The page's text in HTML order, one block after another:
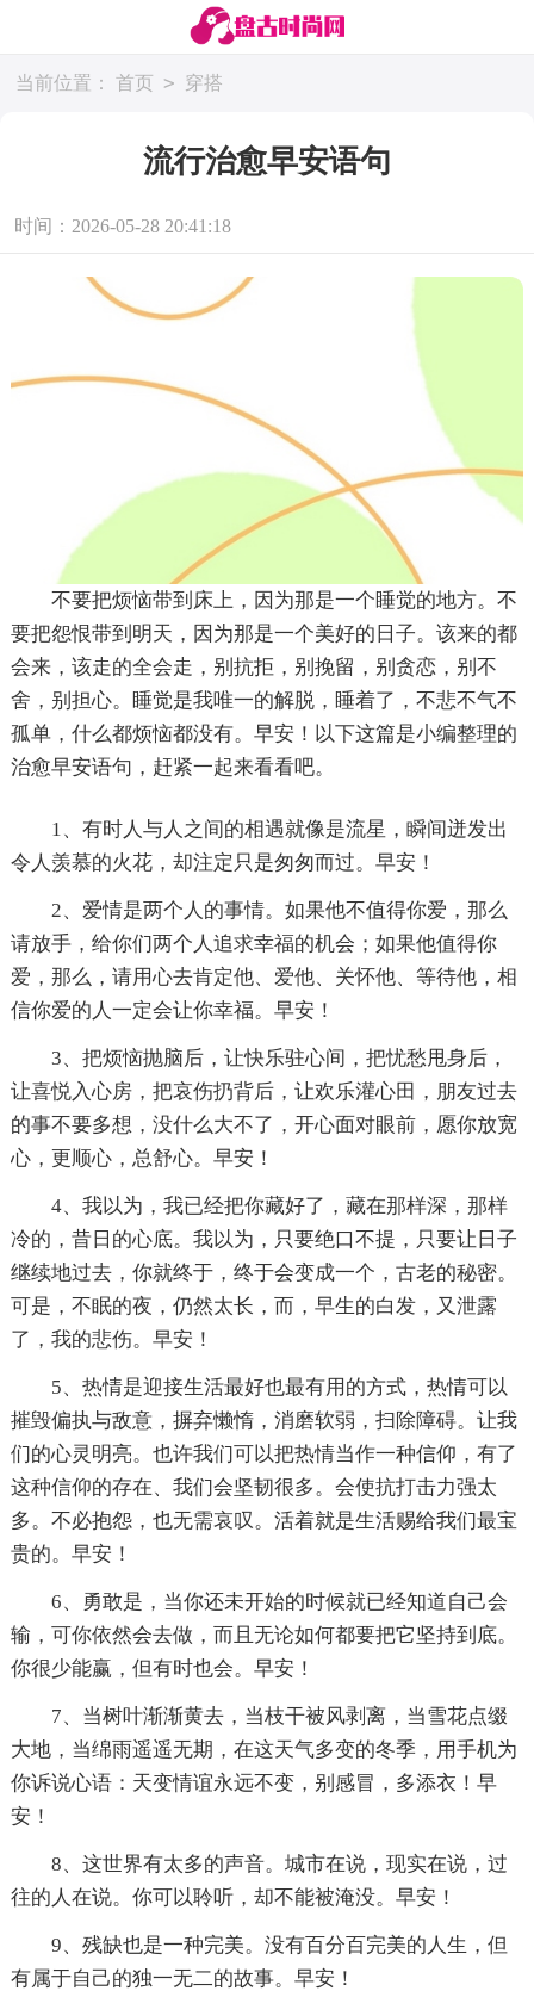
当前位置： 首页 > 穿搭
流行治愈早安语句
时间：2026-05-28 20:41:18
不要把烦恼带到床上，因为那是一个睡觉的地方。不
要把怨恨带到明天，因为那是一个美好的日子。该来的都
会来，该走的全会走，别抗拒，别挽留，别贪恋，别不
舍，别担心。睡觉是我唯一的解脱，睡着了，不悲不气不
孤单，什么都烦恼都没有。早安！以下这篇是小编整理的
治愈早安语句，赶紧一起来看看吧。
1、有时人与人之间的相遇就像是流星，瞬间迸发出
令人羡慕的火花，却注定只是匆匆而过。早安！
2、爱情是两个人的事情。如果他不值得你爱，那么
请放手，给你们两个人追求幸福的机会；如果他值得你
爱，那么，请用心去肯定他、爱他、关怀他、等待他，相
信你爱的人一定会让你幸福。早安！
3、把烦恼抛脑后，让快乐驻心间，把忧愁甩身后，
让喜悦入心房，把哀伤扔背后，让欢乐灌心田，朋友过去
的事不要多想，没什么大不了，开心面对眼前，愿你放宽
心，更顺心，总舒心。早安！
4、我以为，我已经把你藏好了，藏在那样深，那样
冷的，昔日的心底。我以为，只要绝口不提，只要让日子
继续地过去，你就终于，终于会变成一个，古老的秘密。
可是，不眠的夜，仍然太长，而，早生的白发，又泄露
了，我的悲伤。早安！
5、热情是迎接生活最好也最有用的方式，热情可以
摧毁偏执与敌意，摒弃懒惰，消磨软弱，扫除障碍。让我
们的心灵明亮。也许我们可以把热情当作一种信仰，有了
这种信仰的存在、我们会坚韧很多。会使抗打击力强太
多。不必抱怨，也无需哀叹。活着就是生活赐给我们最宝
贵的。早安！
6、勇敢是，当你还未开始的时候就已经知道自己会
输，可你依然会去做，而且无论如何都要把它坚持到底。
你很少能赢，但有时也会。早安！
7、当树叶渐渐黄去，当枝干被风剥离，当雪花点缀
大地，当绵雨遥遥无期，在这天气多变的冬季，用手机为
你诉说心语：天变情谊永远不变，别感冒，多添衣！早
安！
8、这世界有太多的声音。城市在说，现实在说，过
往的人在说。你可以聆听，却不能被淹没。早安！
9、残缺也是一种完美。没有百分百完美的人生，但
有属于自己的独一无二的故事。早安！